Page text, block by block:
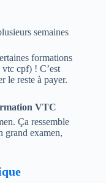
semaines
formations
cpf) ! C’est
le reste à payer.
VTC
Ça ressemble
grand examen,